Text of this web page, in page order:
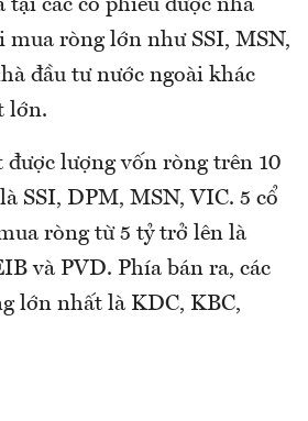
tại các cổ phiếu được nhà
mua ròng lớn như SSI, MSN,
đầu tư nước ngoài khác
lớn.
được lượng vốn ròng trên 10
SSI, DPM, MSN, VIC. 5 cổ
ròng từ 5 tỷ trở lên là
và PVD. Phía bán ra, các
lớn nhất là KDC, KBC,